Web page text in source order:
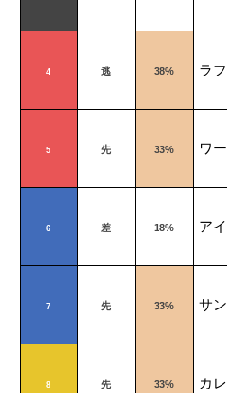
4 逃 38% ラ
5 先 33% ワ
6 差 18% ア
7 先 33% サ
8 先 33% カ